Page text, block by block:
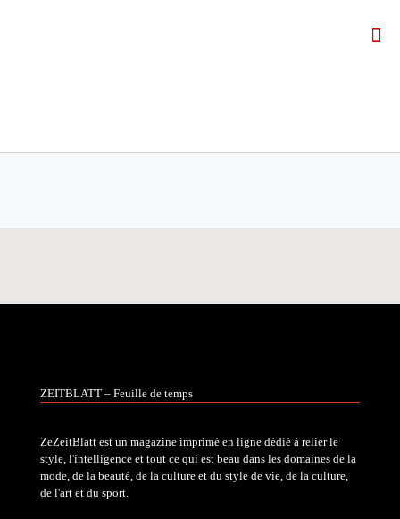
ZEITBLATT – Feuille de temps
ZeZeitBlatt est un magazine imprimé en ligne dédié à relier le
style, l'intelligence et tout ce qui est beau dans les domaines de la
mode, de la beauté, de la culture et du style de vie, de la culture,
de l'art et du sport.